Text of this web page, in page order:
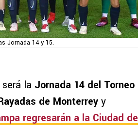
Jornada 14 y 15.
la Jornada 14 del Torneo
de Monterrey y
regresarán a la Ciudad de